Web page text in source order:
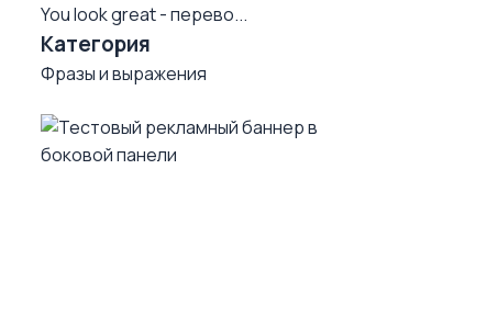
You look great - перево...
Категория
Фразы и выражения